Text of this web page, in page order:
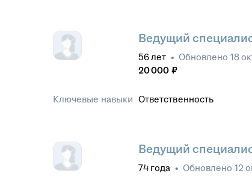
Ведущий
56лет • Обновлено 18
20 000 ₽
Ключевые навыки Ответственность
Ведущий
74 года • Обновлено 12